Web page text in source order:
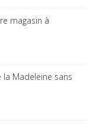
magasin à
Madeleine sans